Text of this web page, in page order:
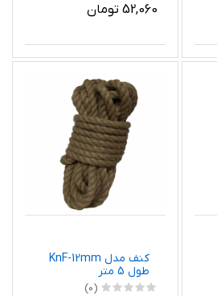
52,060 تومان
کنف مدل KnF-12mm
طول 5 متر
(0)